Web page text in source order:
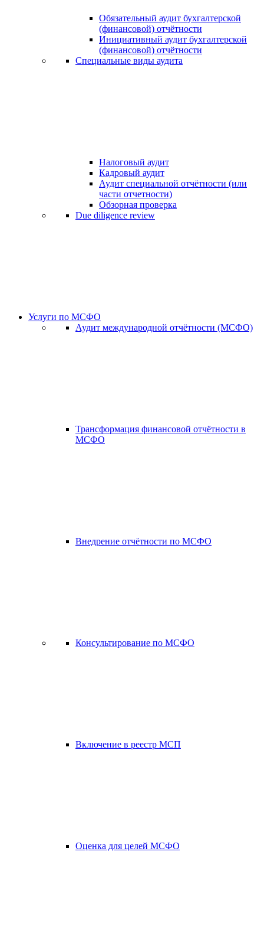
Обязательный аудит бухгалтерской
(финансовой) отчётности
Инициативный аудит бухгалтерской
(финансовой) отчётности
Специальные виды аудита
Налоговый аудит
Кадровый аудит
Аудит специальной отчётности (или
части отчетности)
Обзорная проверка
Due diligence review
Услуги по МСФО
Аудит международной отчётности (МСФО)
Трансформация финансовой отчётности в
МСФО
Внедрение отчётности по МСФО
Консультирование по МСФО
Включение в реестр МСП
Оценка для целей МСФО